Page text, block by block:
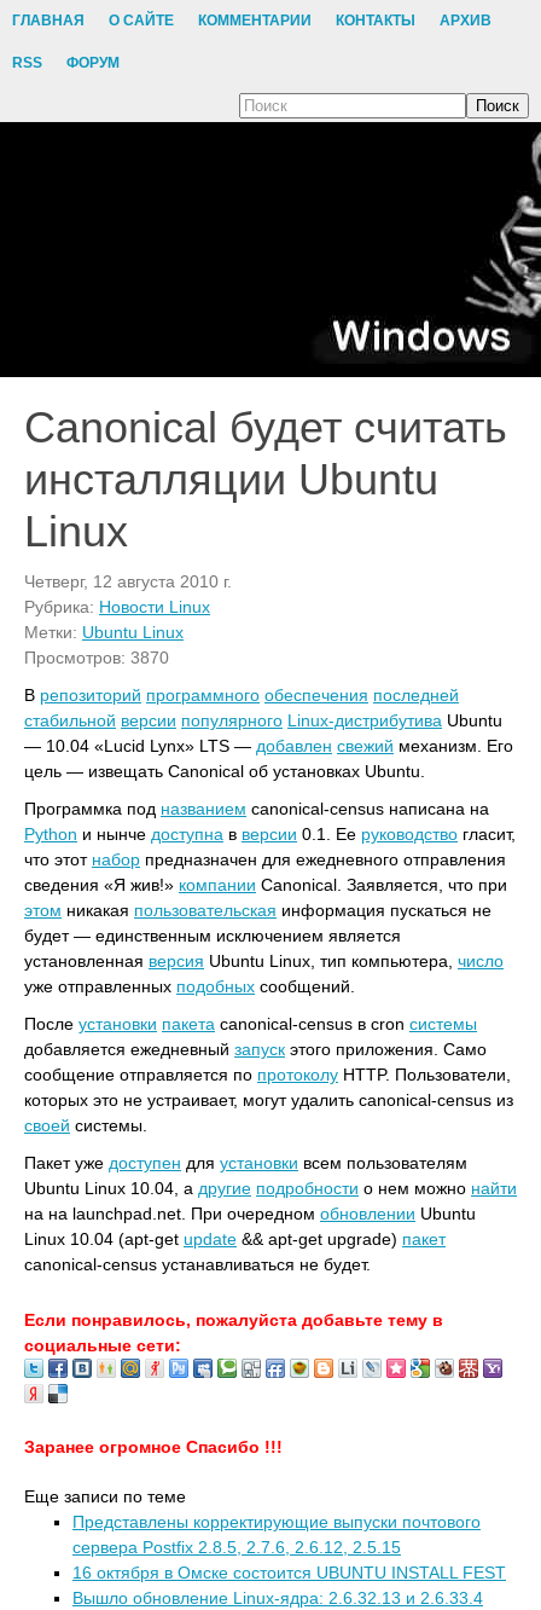
ГЛАВНАЯ О САЙТЕ КОММЕНТАРИИ КОНТАКТЫ АРХИВ
RSS ФОРУМ
Поиск
Canonical будет считать
инсталляции Ubuntu
Linux
Четверг, 12 августа 2010 г.
Рубрика: Новости Linux
Метки: Ubuntu Linux
Просмотров: 3870
В репозиторий программного обеспечения последней
стабильной версии популярного Linux-дистрибутива Ubuntu
— 10.04 «Lucid Lynx» LTS — добавлен свежий механизм. Его
цель — извещать Canonical об установках Ubuntu.
Программка под названием canonical-census написана на
Python и нынче доступна в версии 0.1. Ее руководство гласит,
что этот набор предназначен для ежедневного отправления
сведения «Я жив!» компании Canonical. Заявляется, что при
этом никакая пользовательская информация пускаться не
будет — единственным исключением является
установленная версия Ubuntu Linux, тип компьютера, число
уже отправленных подобных сообщений.
После установки пакета canonical-census в cron системы
добавляется ежедневный запуск этого приложения. Само
сообщение отправляется по протоколу HTTP. Пользователи,
которых это не устраивает, могут удалить canonical-census из
своей системы.
Пакет уже доступен для установки всем пользователям
Ubuntu Linux 10.04, а другие подробности о нем можно найти
на на launchpad.net. При очередном обновлении Ubuntu
Linux 10.04 (apt-get update && apt-get upgrade) пакет
canonical-census устанавливаться не будет.
Если понравилось, пожалуйста добавьте тему в
социальные сети:
Заранее огромное Спасибо !!!
Еще записи по теме
Представлены корректирующие выпуски почтового
сервера Postfix 2.8.5, 2.7.6, 2.6.12, 2.5.15
16 октября в Омске состоится UBUNTU INSTALL FEST
Вышло обновление Linux-ядра: 2.6.32.13 и 2.6.33.4